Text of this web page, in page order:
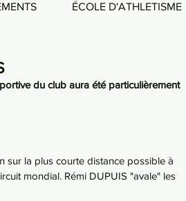
ÉCOLE D'ATHLETISME
du club aura été particulièrement
sur la plus courte distance possible à
mondial. Rémi DUPUIS "avale" les